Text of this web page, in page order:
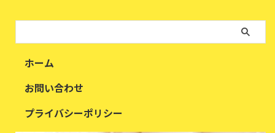
ホーム
お問い合わせ
プライバシーポリシー